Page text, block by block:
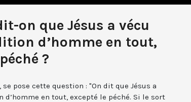
on que Jésus a vécu
d’homme en tout,
?
se pose cette question : "On dit que Jésus a
d’homme en tout, excepté le péché. Si le sort